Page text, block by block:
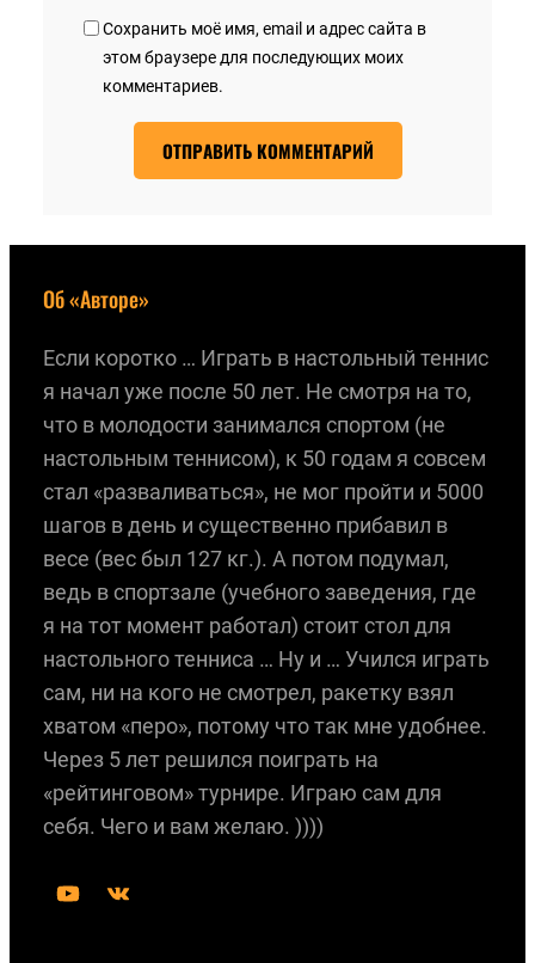
Сохранить моё имя, email и адрес сайта в
этом браузере для последующих моих
комментариев.
Об «Авторе»
Если коротко … Играть в настольный теннис
я начал уже после 50 лет. Не смотря на то,
что в молодости занимался спортом (не
настольным теннисом), к 50 годам я совсем
стал «разваливаться», не мог пройти и 5000
шагов в день и существенно прибавил в
весе (вес был 127 кг.). А потом подумал,
ведь в спортзале (учебного заведения, где
я на тот момент работал) стоит стол для
настольного тенниса … Ну и … Учился играть
сам, ни на кого не смотрел, ракетку взял
хватом «перо», потому что так мне удобнее.
Через 5 лет решился поиграть на
«рейтинговом» турнире. Играю сам для
себя. Чего и вам желаю. ))))
Y
В